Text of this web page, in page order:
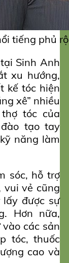
tiếng phủ
Sinh Anh
xu hướng,
kế tóc hiện
xê” nhiều
tóc của
tạo tay
năng làm
sóc, hỗ trợ
vui vẻ cũng
được sự
Hơn nữa,
các sản
tóc, thuốc
cao và